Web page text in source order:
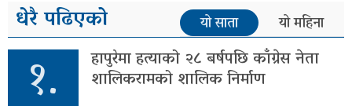
धेरै पढिएको यो साता यो महिना
१. हापुरेमा हत्याको २८ बर्षपछि काँग्रेस नेता
शालिकरामको शालिक निर्माण